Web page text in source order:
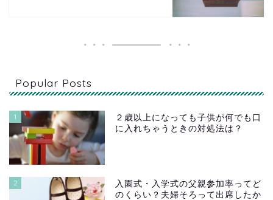
Popular Posts
1
２歳以上になっても子供が何でも口
に入れちゃうときの対処法は？
2
入園式・入学式の父親参加率ってど
のくらい？夫婦そろって出席したか